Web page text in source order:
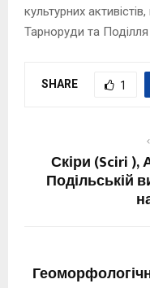
культурних
Тарноруди та
SHARE 1
Скіри (Sciri ),
Подільській